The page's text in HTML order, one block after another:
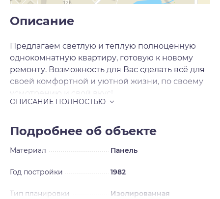
Описание
Предлагаем светлую и теплую полноценную
однокомнатную квартиру, готовую к новому
ремонту. Возможность для Вас сделать всё для
своей комфортной и уютной жизни, по своему
усмотрению и свой вкус!
Комфортный 2-й этаж!
Документы: 1 собственник, без обременений,
без долгов, более 5 лет в собственности.
Приглашаем на просмотр.
Подробнее об объекте
Материал Панель
Год постройки 1982
Тип планировки Изолированная